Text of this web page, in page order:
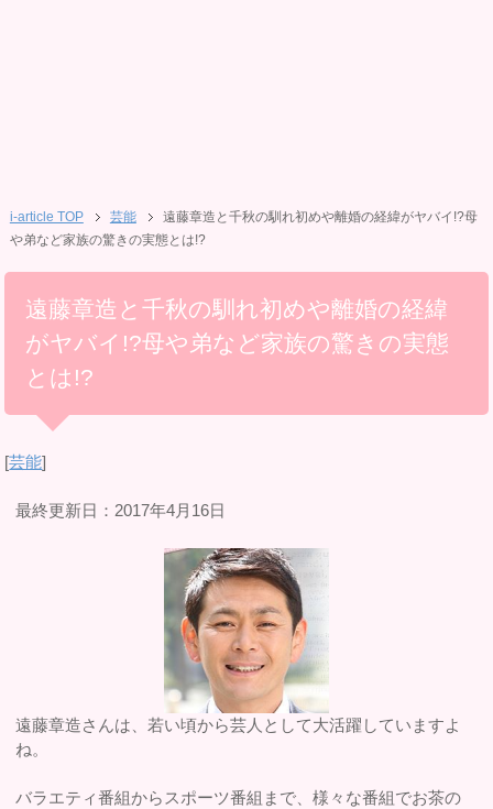
i-article TOP 芸能
遠藤章造と千秋の馴れ初めや離婚の経緯がヤバイ!?母
や弟など家族の驚きの実態とは!?
遠藤章造と千秋の馴れ初めや離婚の経緯
がヤバイ!?母や弟など家族の驚きの実態
とは!?
[芸能]
最終更新日：2017年4月16日
遠藤章造さんは、若い頃から芸人として大活躍していますよ
ね。
バラエティ番組からスポーツ番組まで、様々な番組でお茶の